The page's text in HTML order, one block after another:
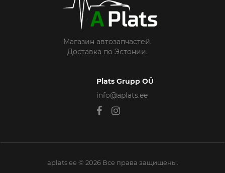
Магазин автозапчастей.
Доставка по Эстонии.
Plats Grupp OÜ
info@aplats.ee
aplats.ee © 2026 Все права защищены.